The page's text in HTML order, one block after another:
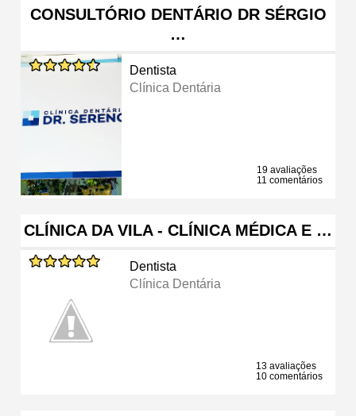
CONSULTÓRIO DENTÁRIO DR SÉRGIO
…
Dentista
Clínica Dentária
19 avaliações
11 comentários
CLÍNICA DA VILA - CLÍNICA MÉDICA E …
Dentista
Clínica Dentária
13 avaliações
10 comentários